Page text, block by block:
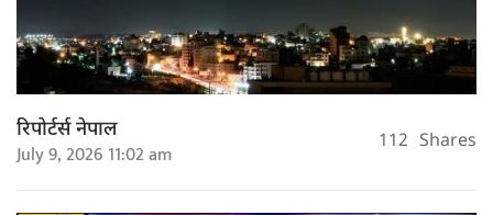
रिपोर्टर्स नेपाल
July 9, 2026 11:02 am 112 Shares